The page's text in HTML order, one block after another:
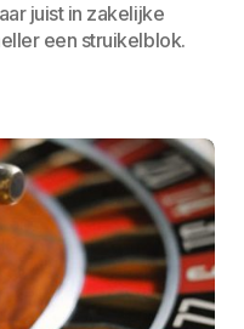
juist in zakelijke
een struikelblok.